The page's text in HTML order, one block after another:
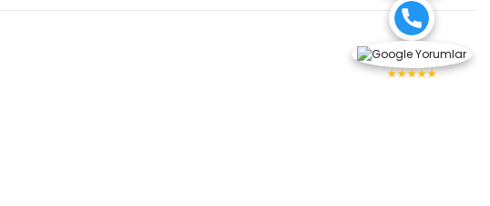
★★★★★